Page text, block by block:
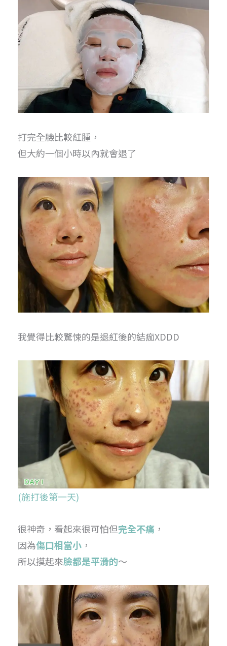
打完全臉比較紅腫，
但大約一個小時以內就會退了
我覺得比較驚悚的是退紅後的結痂XDDD
(施打後第一天)
很神奇，看起來很可怕但完全不痛 ，
因為傷口相當小 ，
所以摸起來臉都是平滑的～